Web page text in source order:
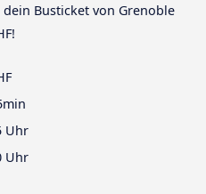
Busticket von Grenoble
Uhr
Uhr